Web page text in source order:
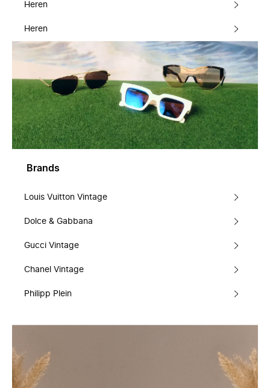
Heren
Heren
Brands
Louis Vuitton Vintage
Dolce & Gabbana
Gucci Vintage
Chanel Vintage
Philipp Plein